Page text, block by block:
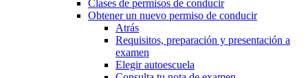
Clases de permisos de conducir
Obtener un nuevo permiso de conducir
Atrás
Requisitos, preparación y presentación a
examen
Elegir autoescuela